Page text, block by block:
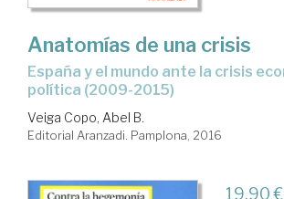
Anatomías de una crisis
España y el mundo ante la crisis económica, social y
política (2009-2015)
Veiga Copo, Abel B.
Editorial Aranzadi. Pamplona, 2016
19,90 €